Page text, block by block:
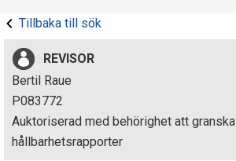
r
s
i
n
s
Tillbaka till sök
REVISOR
Bertil Raue
P083772
Auktoriserad med behörighet att granska
hållbarhetsrapporter